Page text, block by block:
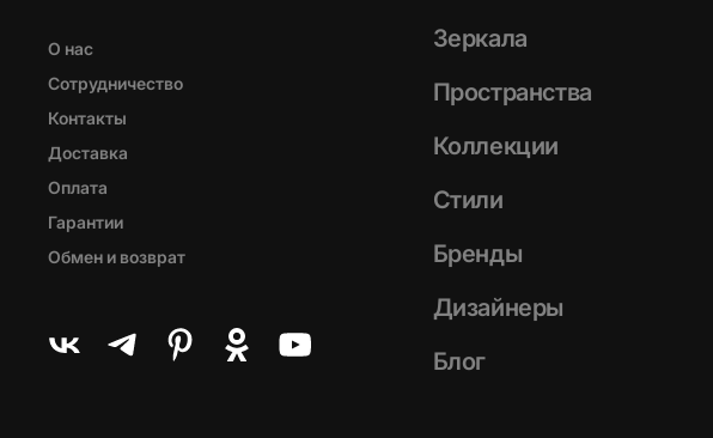
О нас
Сотрудничество
Контакты
Доставка
Оплата
Гарантии
Обмен и возврат
Зеркала
Пространства
Коллекции
Стили
Бренды
Дизайнеры
Блог